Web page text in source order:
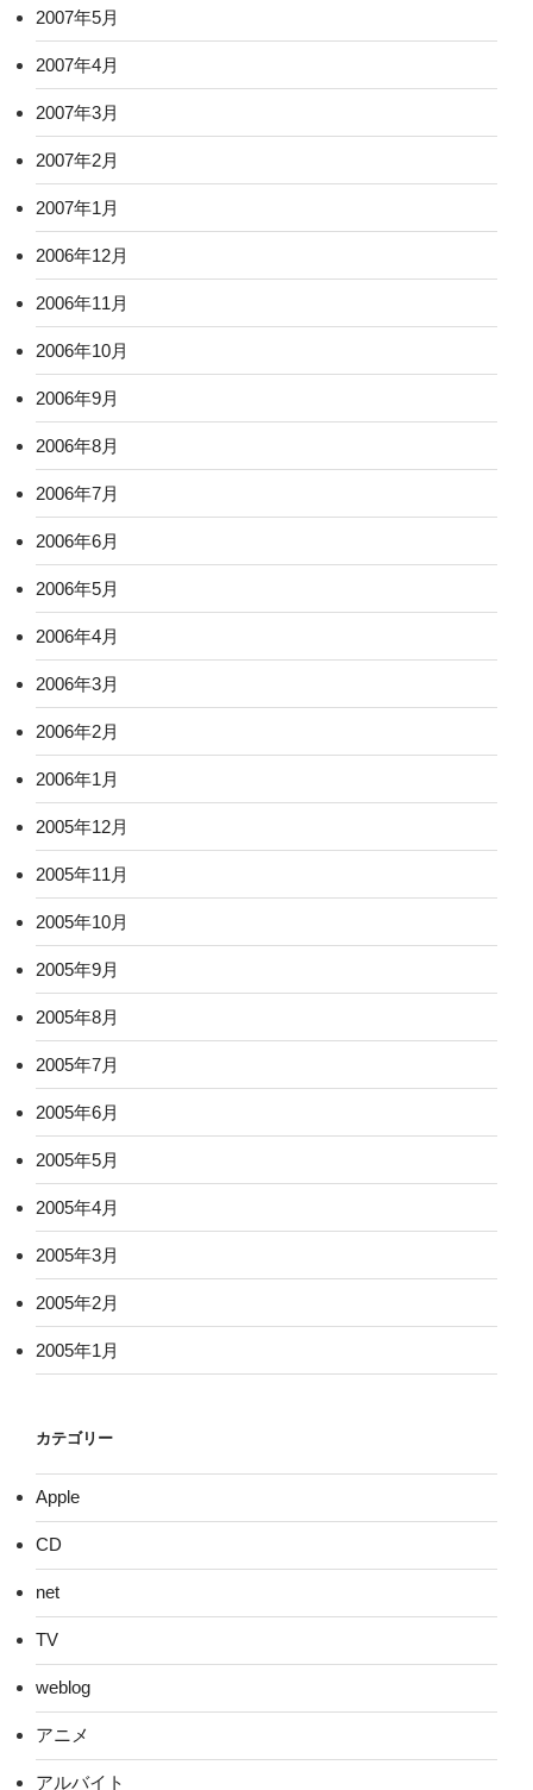
2007年5月
2007年4月
2007年3月
2007年2月
2007年1月
2006年12月
2006年11月
2006年10月
2006年9月
2006年8月
2006年7月
2006年6月
2006年5月
2006年4月
2006年3月
2006年2月
2006年1月
2005年12月
2005年11月
2005年10月
2005年9月
2005年8月
2005年7月
2005年6月
2005年5月
2005年4月
2005年3月
2005年2月
2005年1月
カテゴリー
Apple
CD
net
TV
weblog
アニメ
アルバイト